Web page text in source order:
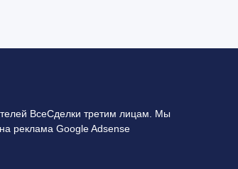
ВсеСделки третим лицам. Мы
реклама Google Adsense